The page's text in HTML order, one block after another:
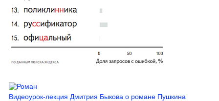
Видеоурок-лекция Дмитрия Быкова о романе Пушкина